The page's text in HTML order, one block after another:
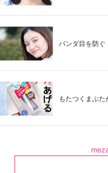
パンダ目を防ぐ
もたつくまぶ